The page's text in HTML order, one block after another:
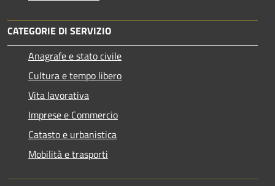
CATEGORIE DI SERVIZIO
Anagrafe e stato civile
Cultura e tempo libero
Vita lavorativa
Imprese e Commercio
Catasto e urbanistica
Mobilità e trasporti